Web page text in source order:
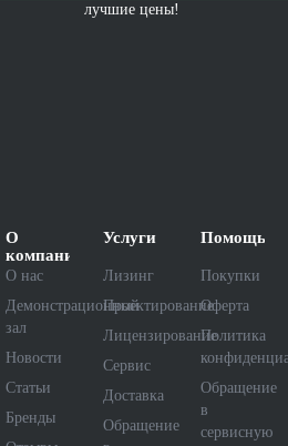
лучшие цены!
О
компании
О нас
Демонстрационный
зал
Новости
Статьи
Бренды
Услуги
Лизинг
Проектирование
Лицензирование
Сервис
Доставка
Обращение
Помощь
Покупки
Оферта
Политика
Обращение
в
сервисную